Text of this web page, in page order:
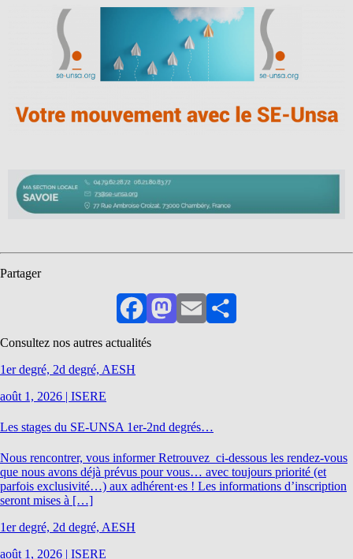
Partager
FacebookMastodon
EmailPartager
Consultez nos autres actualités
1er degré, 2d degré, AESH
août 1, 2026 | ISERE
Les stages du SE-UNSA 1er-2nd degrés…
Nous rencontrer, vous informer Retrouvez ci-dessous les rendez-vous
que nous avons déjà prévus pour vous… avec toujours priorité (et
parfois exclusivité…) aux adhérent·es ! Les informations d’inscription
seront mises à […]
1er degré, 2d degré, AESH
août 1, 2026 | ISERE